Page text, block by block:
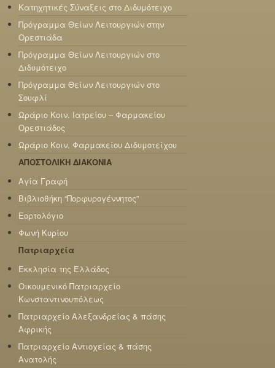
Κατηχητικές Σύναξεις στο Διδυμότειχο
Πρόγραμμα Θείων Λειτουργιών στην
Ορεστιάδα
Πρόγραμμα Θείων Λειτουργιών στο
Διδυμότειχο
Πρόγραμμα Θείων Λειτουργιών στο
Σουφλί
Ωράριο Κοιν. Ιατρείου – Φαρμακείου
Ορεστιάδος
Ωράριο Κοιν. Φαρμακείου Διδυμοτείχου
ΑΠΟΣΤΟΛΙΚΗ ΔΙΑΚΟΝΙΑ
Αγία Γραφή
Βιβλιοθήκη “Πορφυρογέννητος”
Εορτολόγιο
Φωνή Κυρίου
Πατριαρχεία
Εκκλησία της Ελλάδος
Οικουμενικό Πατριαρχείο
Κωνσταντινουπόλεως
Πατριαρχείο Αλεξανδρείας & πάσης
Αφρικής
Πατριαρχείο Αντιοχείας & πάσης
Ανατολής